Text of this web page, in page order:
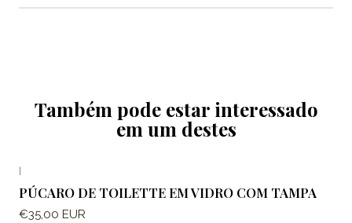
Também pode estar interessado
em um destes
|
PÚCARO DE TOILETTE EM VIDRO COM TAMPA
€35,00 EUR